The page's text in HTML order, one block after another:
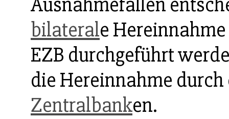
Ausnahmefällen
bilaterale
EZB durchgeführt
die Hereinnahme
Zentralbanken.